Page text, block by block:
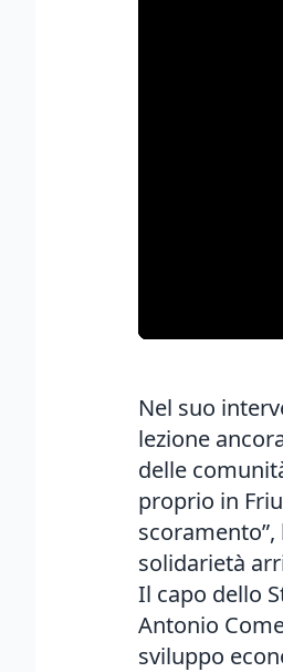
Nel suo
lezione
delle
proprio in
solidarietà
Il capo dello
Antonio
sviluppo